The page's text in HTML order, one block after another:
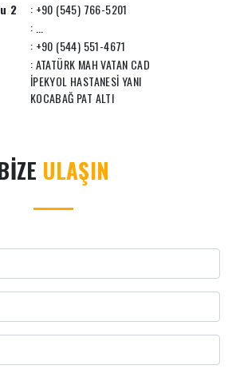
2
: +90 (545) 766-5201
:
: +90 (544) 551-4671
: ATATÜRK MAH VATAN CAD
İPEKYOL HASTANESİ YANI
KOCABAĞ PAT ALTI
ULAŞIN